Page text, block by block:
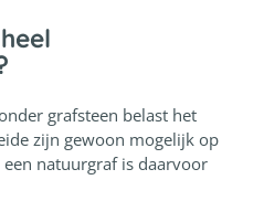
grafsteen belast het
zijn gewoon mogelijk op
natuurgraf is daarvoor